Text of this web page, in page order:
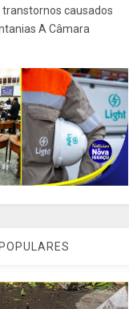
causados
A Câmara